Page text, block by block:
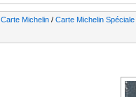
Carte Michelin / Carte Michelin Spéciale